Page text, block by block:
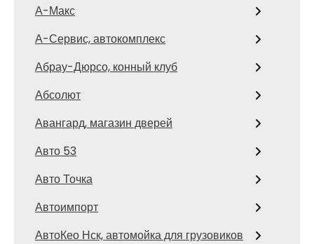
А-Макс
А-Сервис, автокомплекс
Абрау-Дюрсо, конный клуб
Абсолют
Авангард, магазин дверей
Авто 53
Авто Точка
Автоимпорт
АвтоКео Нск, автомойка для грузовиков